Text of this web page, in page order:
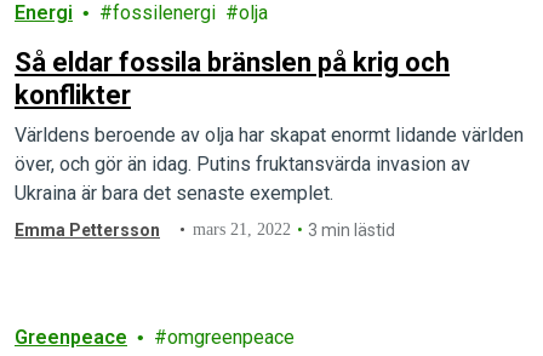
Energi fossilenergi olja
Så eldar fossila bränslen på krig och
konflikter
Världens beroende av olja har skapat enormt lidande världen
över, och gör än idag. Putins fruktansvärda invasion av
Ukraina är bara det senaste exemplet.
Emma Pettersson mars 21, 2022 3 min lästid
Greenpeace omgreenpeace